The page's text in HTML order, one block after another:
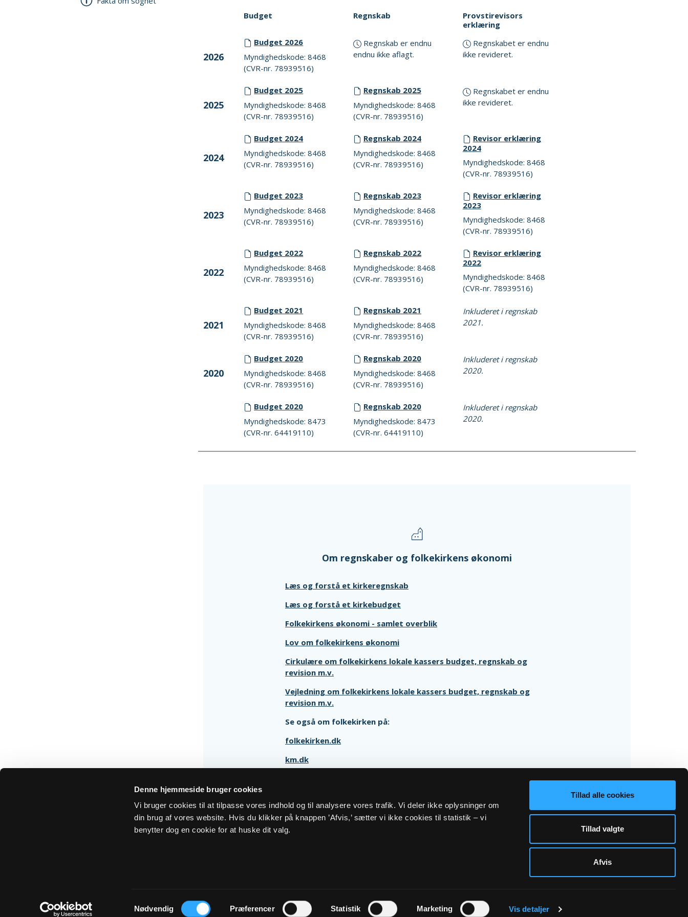
Denne hjemmeside bruger cookies
Vi bruger cookies til at tilpasse vores indhold og til analysere vores trafik. Vi deler ikke oplysninger om
din brug af vores website. Hvis du klikker på knappen ’Afvis,’ sætter vi ikke cookies til statistik – vi
benytter dog en cookie for at huske dit valg.
Samtykkevalg
Nødvendig Præferencer Statistik Marketing Vis detaljer
Tillad alle cookies
Tillad valgte
Afvis
Budget Regnskab
Provstirevisors
erklæring
2026
Budget 2026
Myndighedskode: 8468
(CVR-nr. 78939516)
Regnskab er endnu
endnu ikke aflagt.
Regnskabet er endnu
ikke revideret.
2025
Budget 2025
Myndighedskode: 8468
(CVR-nr. 78939516)
Regnskab 2025
Myndighedskode: 8468
(CVR-nr. 78939516)
Regnskabet er endnu
ikke revideret.
2024
Budget 2024
Myndighedskode: 8468
(CVR-nr. 78939516)
Regnskab 2024
Myndighedskode: 8468
(CVR-nr. 78939516)
Revisor erklæring
2024
Myndighedskode: 8468
(CVR-nr. 78939516)
2023
Budget 2023
Myndighedskode: 8468
(CVR-nr. 78939516)
Regnskab 2023
Myndighedskode: 8468
(CVR-nr. 78939516)
Revisor erklæring
2023
Myndighedskode: 8468
(CVR-nr. 78939516)
2022
Budget 2022
Myndighedskode: 8468
(CVR-nr. 78939516)
Regnskab 2022
Myndighedskode: 8468
(CVR-nr. 78939516)
Revisor erklæring
2022
Myndighedskode: 8468
(CVR-nr. 78939516)
2021
Budget 2021
Myndighedskode: 8468
(CVR-nr. 78939516)
Regnskab 2021
Myndighedskode: 8468
(CVR-nr. 78939516)
Inkluderet i regnskab
2021.
2020
Budget 2020
Myndighedskode: 8468
(CVR-nr. 78939516)
Regnskab 2020
Myndighedskode: 8468
(CVR-nr. 78939516)
Inkluderet i regnskab
2020.
Budget 2020
Myndighedskode: 8473
(CVR-nr. 64419110)
Regnskab 2020
Myndighedskode: 8473
(CVR-nr. 64419110)
Inkluderet i regnskab
2020.
Om regnskaber og folkekirkens økonomi
Læs og forstå et kirkeregnskab
Læs og forstå et kirkebudget
Folkekirkens økonomi - samlet overblik
Lov om folkekirkens økonomi
Cirkulære om folkekirkens lokale kassers budget, regnskab og
revision m.v.
Vejledning om folkekirkens lokale kassers budget, regnskab og
revision m.v.
Se også om folkekirken på:
folkekirken.dk
km.dk